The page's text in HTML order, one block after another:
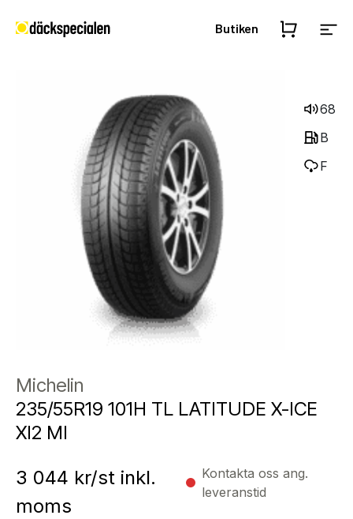
Butiken
68
B
F
Michelin
235/55R19 101H TL LATITUDE X-ICE
XI2 MI
3 044 kr/st inkl.
moms
Kontakta oss ang.
leveranstid